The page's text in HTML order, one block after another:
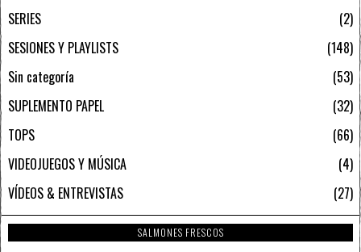
SERIES
2
SESIONES Y PLAYLISTS
148
Sin categoría
53
SUPLEMENTO PAPEL
32
TOPS
66
VIDEOJUEGOS Y MÚSICA
4
VÍDEOS & ENTREVISTAS
27
SALMONES FRESCOS